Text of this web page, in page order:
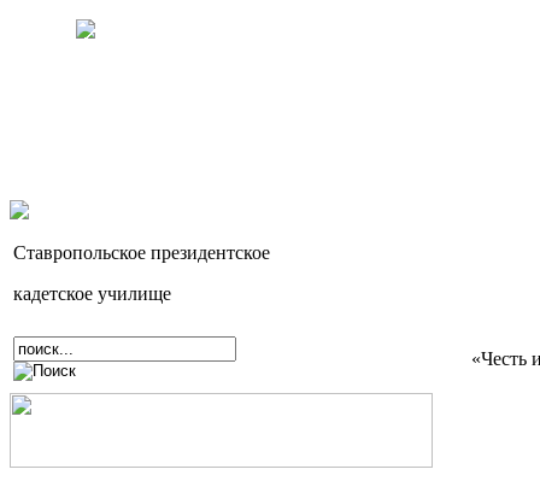
Ставропольское президентское
кадетское училище
«Честь